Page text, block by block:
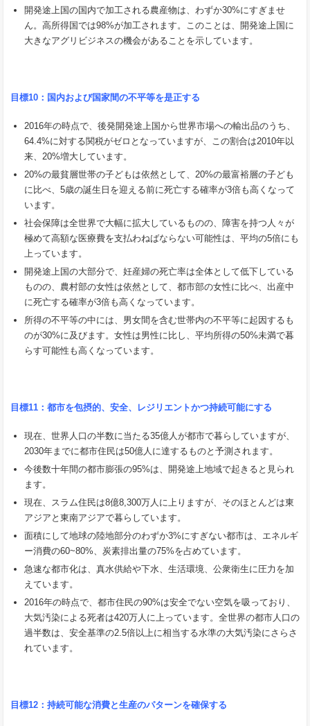
開発途上国の国内で加工される農産物は、わずか30%にすぎませ
ん。高所得国では98%が加工されます。このことは、開発途上国に
大きなアグリビジネスの機会があることを示しています。
目標10 ：国内および国家間の不平等を是正する
2016年の時点で、後発開発途上国から世界市場への輸出品のうち、
64.4%に対する関税がゼロとなっていますが、この割合は2010年以
来、20%増大しています。
20%の最貧層世帯の子どもは依然として、20%の最富裕層の子ども
に比べ、5歳の誕生日を迎える前に死亡する確率が3倍も高くなって
います。
社会保障は全世界で大幅に拡大しているものの、障害を持つ人々が
極めて高額な医療費を支払わねばならない可能性は、平均の5倍にも
上っています。
開発途上国の大部分で、妊産婦の死亡率は全体として低下している
ものの、農村部の女性は依然として、都市部の女性に比べ、出産中
に死亡する確率が3倍も高くなっています。
所得の不平等の中には、男女間を含む世帯内の不平等に起因するも
のが30%に及びます。女性は男性に比し、平均所得の50%未満で暮
らす可能性も高くなっています。
目標11 ：都市を包摂的、安全、レジリエントかつ持続可能にする
現在、世界人口の半数に当たる35億人が都市で暮らしていますが、
2030年までに都市住民は50億人に達するものと予測されます。
今後数十年間の都市膨張の95%は、開発途上地域で起きると見られ
ます。
現在、スラム住民は8億8,300万人に上りますが、そのほとんどは東
アジアと東南アジアで暮らしています。
面積にして地球の陸地部分のわずか3%にすぎない都市は、エネルギ
ー消費の60~80%、炭素排出量の75%を占めています。
急速な都市化は、真水供給や下水、生活環境、公衆衛生に圧力を加
えています。
2016年の時点で、都市住民の90%は安全でない空気を吸っており、
大気汚染による死者は420万人に上っています。全世界の都市人口の
過半数は、安全基準の2.5倍以上に相当する水準の大気汚染にさらさ
れています。
目標12 ：持続可能な消費と生産のパターンを確保する